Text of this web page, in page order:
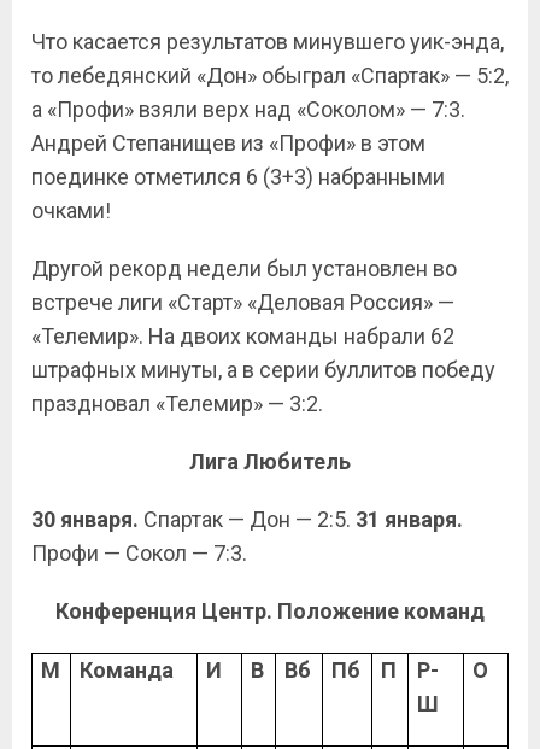
Что касается результатов минувшего уик-энда,
то лебедянский «Дон» обыграл «Спартак» — 5:2,
а «Профи» взяли верх над «Соколом» — 7:3.
Андрей Степанищев из «Профи» в этом
поединке отметился 6 (3+3) набранными
очками!
Другой рекорд недели был установлен во
встрече лиги «Старт» «Деловая Россия» —
«Телемир». На двоих команды набрали 62
штрафных минуты, а в серии буллитов победу
праздновал «Телемир» — 3:2.
Лига Любитель
30 января. Спартак — Дон — 2:5. 31 января.
Профи — Сокол — 7:3.
Конференция Центр. Положение команд
М Команда И В Вб Пб П
Р-
Ш
О